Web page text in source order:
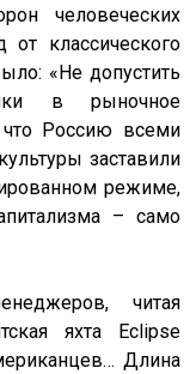
человеческих
классического
«Не допустить
в рыночное
Россию всеми
заставили
режиме,
– само
читая
яхта Eclipse
Длина